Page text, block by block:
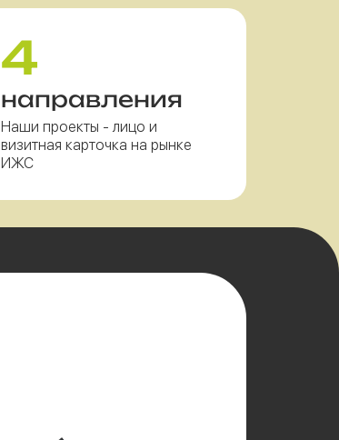
4
направления
Наши проекты - лицо и
визитная карточка на рынке
ИЖС